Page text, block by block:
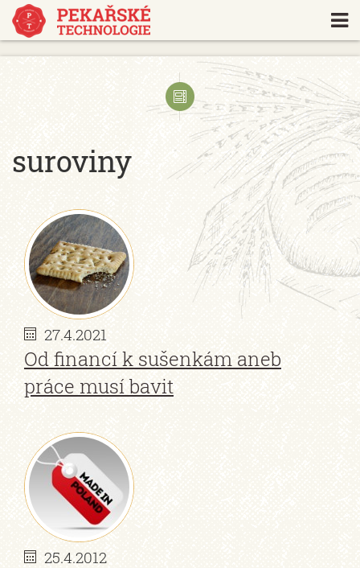
https://www.traditionrolex.com/18
suroviny
27.4.2021
Od financí k sušenkám aneb
práce musí bavit
25.4.2012